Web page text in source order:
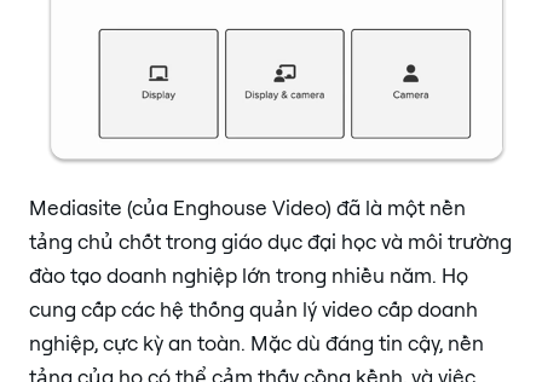
Mediasite (của Enghouse Video) đã là một nền
tảng chủ chốt trong giáo dục đại học và môi trường
đào tạo doanh nghiệp lớn trong nhiều năm. Họ
cung cấp các hệ thống quản lý video cấp doanh
nghiệp, cực kỳ an toàn. Mặc dù đáng tin cậy, nền
tảng của họ có thể cảm thấy cồng kềnh, và việc